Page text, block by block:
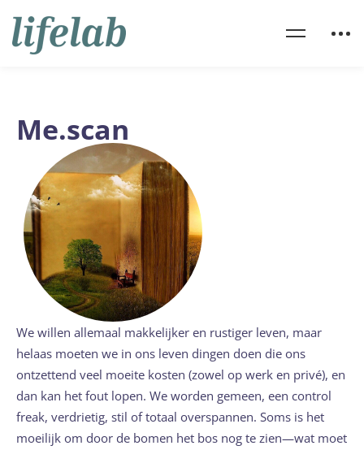
Me.scan
We willen allemaal makkelijker en rustiger leven, maar
helaas moeten we in ons leven dingen doen die ons
ontzettend veel moeite kosten (zowel op werk en privé), en
dan kan het fout lopen. We worden gemeen, een control
freak, verdrietig, stil of totaal overspannen. Soms is het
moeilijk om door de bomen het bos nog te zien—wat moet